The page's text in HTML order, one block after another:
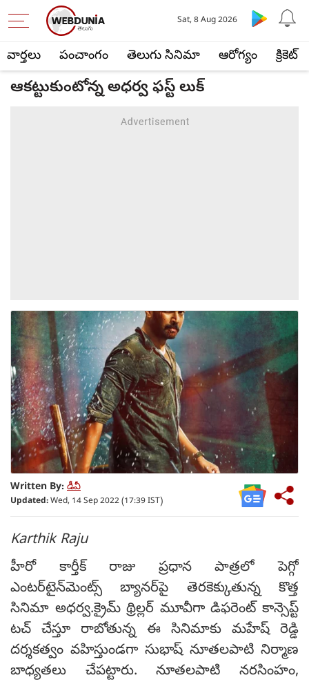
వార్తలు పంచాంగం తెలుగు సినిమా ఆరోగ్యం క్రికెట్
Sat, 8 Aug 2026
ఆకట్టుకుంటోన్న అధర్వ ఫస్ట్ లుక్
Written By: డీవీ
Updated:Wed, 14 Sep 2022 (17:39 IST)
Karthik Raju
హీరో కార్తీక్ రాజు ప్రధాన పాత్రలో పెగ్గో
ఎంటర్‌టైన్‌మెంట్స్ బ్యానర్‌పై తెరకెక్కుతున్న కొత్త
సినిమా అధర్వ.క్రైమ్ థ్రిల్లర్ మూవీగా డిఫరెంట్ కాన్సెప్ట్
టచ్ చేస్తూ రాబోతున్న ఈ సినిమాకు మహేష్ రెడ్డి
దర్శకత్వం వహిస్తుండగా సుభాష్ నూతలపాటి నిర్మాణ
బాధ్యతలు చేపట్టారు. నూతలపాటి నరసింహం,